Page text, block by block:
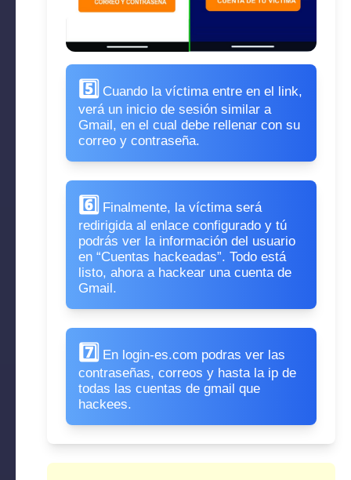
5️⃣ Cuando la víctima entre en el link,
verá un inicio de sesión similar a
Gmail, en el cual debe rellenar con su
correo y contraseña.
6️⃣ Finalmente, la víctima será
redirigida al enlace configurado y tú
podrás ver la información del usuario
en “Cuentas hackeadas”. Todo está
listo, ahora a hackear una cuenta de
Gmail.
7️⃣ En login-es.com podras ver las
contraseñas, correos y hasta la ip de
todas las cuentas de gmail que
hackees.